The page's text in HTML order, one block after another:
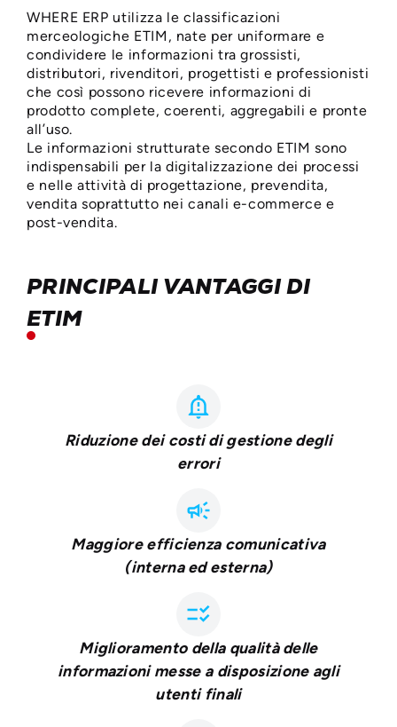
WHERE ERP utilizza le classificazioni
merceologiche ETIM, nate per uniformare e
condividere le informazioni tra grossisti,
distributori, rivenditori, progettisti e professionisti
che così possono ricevere informazioni di
prodotto complete, coerenti, aggregabili e pronte
all’uso.
Le informazioni strutturate secondo ETIM sono
indispensabili per la digitalizzazione dei processi
e nelle attività di progettazione, prevendita,
vendita soprattutto nei canali e-commerce e
post-vendita.
PRINCIPALI VANTAGGI DI
ETIM
notification_important
Riduzione dei costi di gestione degli
errori
campaign
Maggiore efficienza comunicativa
(interna ed esterna)
checklist_rtl
Miglioramento della qualità delle
informazioni messe a disposizione agli
utenti finali